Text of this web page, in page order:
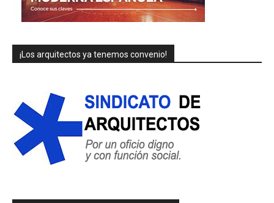
¡Los arquitectos ya tenemos convenio!